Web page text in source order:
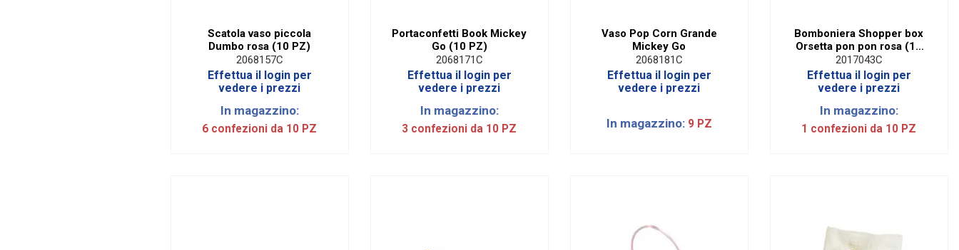
Scatola vaso piccola
Dumbo rosa (10 PZ)
2068157C
Effettua il login per
vedere i prezzi
In magazzino:
6 confezioni da 10 PZ
Portaconfetti Book Mickey
Go (10 PZ)
2068171C
Effettua il login per
vedere i prezzi
In magazzino:
3 confezioni da 10 PZ
Vaso Pop Corn Grande
Mickey Go
2068181C
Effettua il login per
vedere i prezzi
In magazzino: 9 PZ
Bomboniera Shopper box
Orsetta pon pon rosa (10
PZ)
2017043C
Effettua il login per
vedere i prezzi
In magazzino:
1 confezioni da 10 PZ